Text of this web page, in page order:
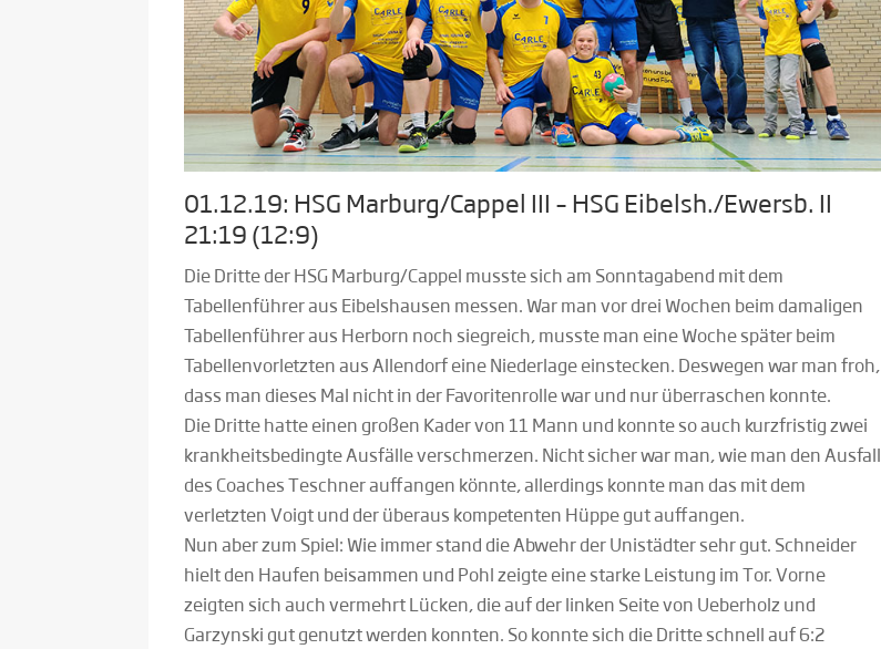
01.12.19: HSG Marburg/Cappel III – HSG Eibelsh./Ewersb. II
21:19 (12:9)
Die Dritte der HSG Marburg/Cappel musste sich am Sonntagabend mit dem
Tabellenführer aus Eibelshausen messen. War man vor drei Wochen beim damaligen
Tabellenführer aus Herborn noch siegreich, musste man eine Woche später beim
Tabellenvorletzten aus Allendorf eine Niederlage einstecken. Deswegen war man froh,
dass man dieses Mal nicht in der Favoritenrolle war und nur überraschen konnte.
Die Dritte hatte einen großen Kader von 11 Mann und konnte so auch kurzfristig zwei
krankheitsbedingte Ausfälle verschmerzen. Nicht sicher war man, wie man den Ausfall
des Coaches Teschner auffangen könnte, allerdings konnte man das mit dem
verletzten Voigt und der überaus kompetenten Hüppe gut auffangen.
Nun aber zum Spiel: Wie immer stand die Abwehr der Unistädter sehr gut. Schneider
hielt den Haufen beisammen und Pohl zeigte eine starke Leistung im Tor. Vorne
zeigten sich auch vermehrt Lücken, die auf der linken Seite von Ueberholz und
Garzynski gut genutzt werden konnten. So konnte sich die Dritte schnell auf 6:2